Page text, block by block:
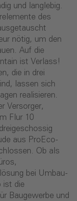
und langlebig.
des
nötig, um den
Auf die
ist Verlass!
die in drei
lassen sich
realisieren.
Versorger,
Flur 10
aus ProEco-
Ob als
bei Umbau-
ist die
Baugewerbe und